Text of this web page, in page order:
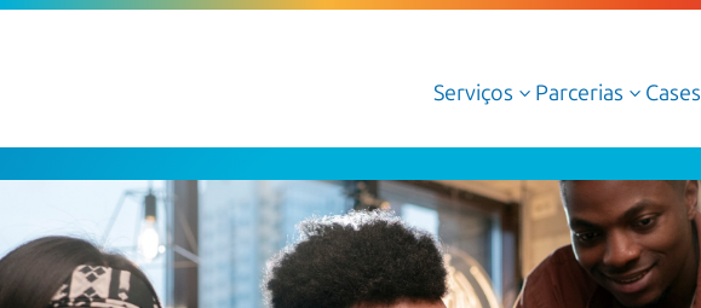
Serviços 3
Serviços Gerenciados de Cloud
Serviços Profissionais de Cloud
Cloud AWS
Parcerias 3 Cases